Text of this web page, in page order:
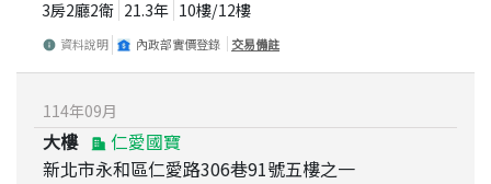
3房2廳2衛 21.3年 10樓/12樓
資料說明 內政部實價登錄 交易備註
114年09月
大樓
仁愛國寶
新北市永和區仁愛路306巷91號五樓之一